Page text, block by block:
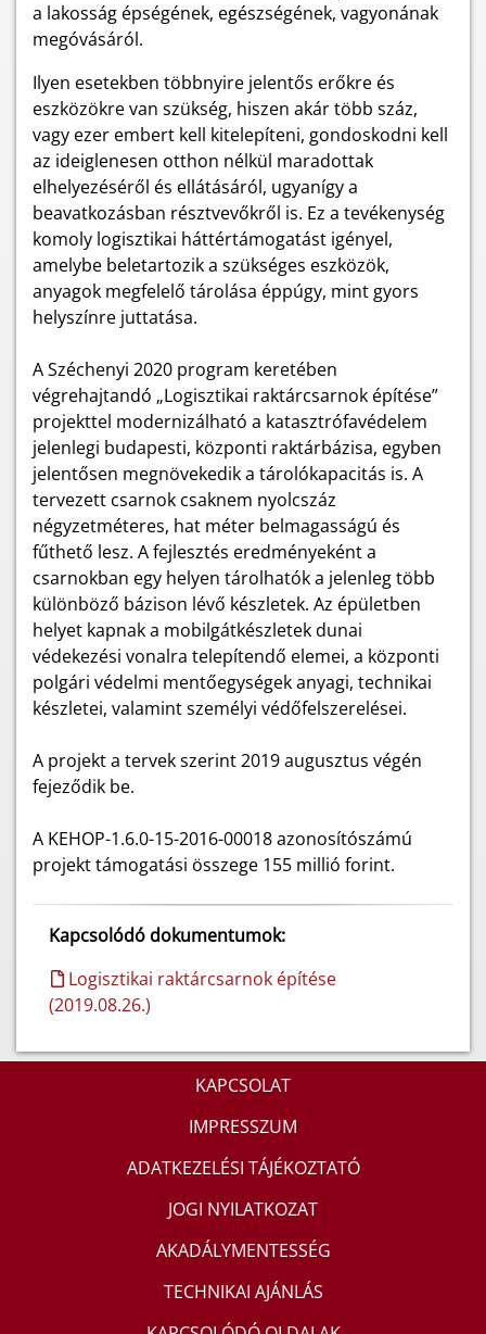
a lakosság épségének, egészségének, vagyonának
megóvásáról.
Ilyen esetekben többnyire jelentős erőkre és
eszközökre van szükség, hiszen akár több száz,
vagy ezer embert kell kitelepíteni, gondoskodni kell
az ideiglenesen otthon nélkül maradottak
elhelyezéséről és ellátásáról, ugyanígy a
beavatkozásban résztvevőkről is. Ez a tevékenység
komoly logisztikai háttértámogatást igényel,
amelybe beletartozik a szükséges eszközök,
anyagok megfelelő tárolása éppúgy, mint gyors
helyszínre juttatása.
A Széchenyi 2020 program keretében
végrehajtandó „Logisztikai raktárcsarnok építése”
projekttel modernizálható a katasztrófavédelem
jelenlegi budapesti, központi raktárbázisa, egyben
jelentősen megnövekedik a tárolókapacitás is. A
tervezett csarnok csaknem nyolcszáz
négyzetméteres, hat méter belmagasságú és
fűthető lesz. A fejlesztés eredményeként a
csarnokban egy helyen tárolhatók a jelenleg több
különböző bázison lévő készletek. Az épületben
helyet kapnak a mobilgátkészletek dunai
védekezési vonalra telepítendő elemei, a központi
polgári védelmi mentőegységek anyagi, technikai
készletei, valamint személyi védőfelszerelései.
A projekt a tervek szerint 2019 augusztus végén
fejeződik be.
A KEHOP-1.6.0-15-2016-00018 azonosítószámú
projekt támogatási összege 155 millió forint.
Kapcsolódó dokumentumok:
Logisztikai raktárcsarnok építése
(2019.08.26.)
KAPCSOLAT
IMPRESSZUM
ADATKEZELÉSI TÁJÉKOZTATÓ
JOGI NYILATKOZAT
AKADÁLYMENTESSÉG
TECHNIKAI AJÁNLÁS